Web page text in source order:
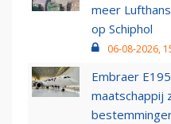
meer
op Schiphol
06-08-2026,
Embraer
maatschappij